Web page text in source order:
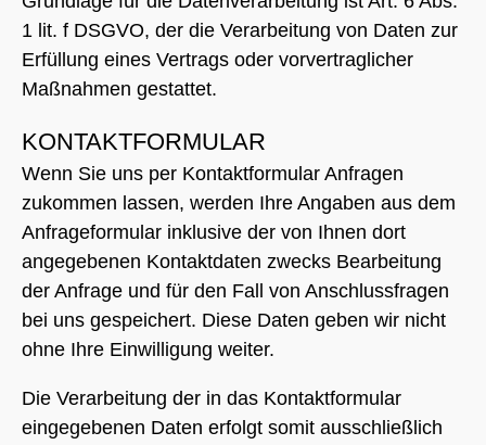
1 lit. f DSGVO, der die Verarbeitung von Daten zur
Erfüllung eines Vertrags oder vorvertraglicher
Maßnahmen gestattet.
KONTAKTFORMULAR
Wenn Sie uns per Kontaktformular Anfragen
zukommen lassen, werden Ihre Angaben aus dem
Anfrageformular inklusive der von Ihnen dort
angegebenen Kontaktdaten zwecks Bearbeitung
der Anfrage und für den Fall von Anschlussfragen
bei uns gespeichert. Diese Daten geben wir nicht
ohne Ihre Einwilligung weiter.
Die Verarbeitung der in das Kontaktformular
eingegebenen Daten erfolgt somit ausschließlich